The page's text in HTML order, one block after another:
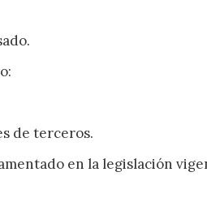
de terceros.
en la legislación